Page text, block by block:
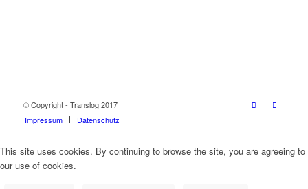
© Copyright - Translog 2017
Impressum
Datenschutz
This site uses cookies. By continuing to browse the site, you are agreeing to
our use of cookies.